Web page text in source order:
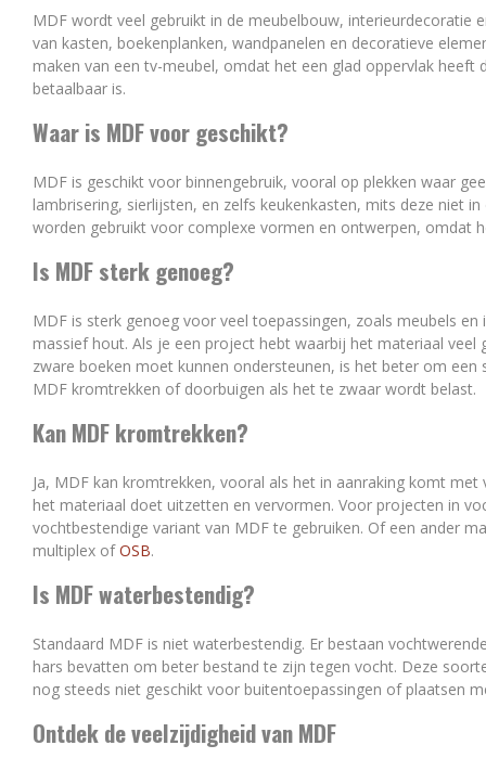
MDF wordt veel gebruikt in de meubelbouw, interieurdecoratie
van kasten, boekenplanken, wandpanelen en decoratieve
maken van een tv-meubel, omdat het een glad oppervlak heeft
betaalbaar is.
Waar is MDF voor geschikt?
MDF is geschikt voor binnengebruik, vooral op plekken waar
lambrisering, sierlijsten, en zelfs keukenkasten, mits deze niet
worden gebruikt voor complexe vormen en ontwerpen, omdat
Is MDF sterk genoeg?
MDF is sterk genoeg voor veel toepassingen, zoals meubels
massief hout. Als je een project hebt waarbij het materiaal
zware boeken moet kunnen ondersteunen, is het beter om
MDF kromtrekken of doorbuigen als het te zwaar wordt belast.
Kan MDF kromtrekken?
Ja, MDF kan kromtrekken, vooral als het in aanraking komt
het materiaal doet uitzetten en vervormen. Voor projecten in
vochtbestendige variant van MDF te gebruiken. Of een ander
multiplex ofOSB.
Is MDF waterbestendig?
Standaard MDF is niet waterbestendig. Er bestaan
hars bevatten om beter bestand te zijn tegen vocht. Deze
nog steeds niet geschikt voor buitentoepassingen of plaatsen
Ontdek de veelzijdigheid van MDF